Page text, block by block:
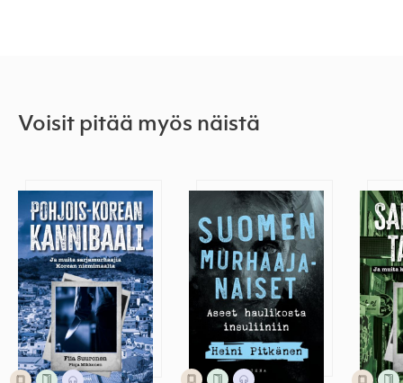
Voisit pitää myös näistä
Pohjois-Korean kannibaaliSuomen murhaajanaiset